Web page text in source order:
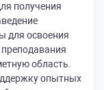
получения
для освоения
область.
опытных